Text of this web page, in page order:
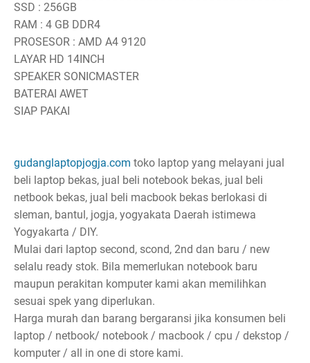
SSD : 256GB
RAM : 4 GB DDR4
PROSESOR : AMD A4 9120
LAYAR HD 14INCH
SPEAKER SONICMASTER
BATERAI AWET
SIAP PAKAI
gudanglaptopjogja.com toko laptop yang melayani jual
beli laptop bekas, jual beli notebook bekas, jual beli
netbook bekas, jual beli macbook bekas berlokasi di
sleman, bantul, jogja, yogyakata Daerah istimewa
Yogyakarta / DIY.
Mulai dari laptop second, scond, 2nd dan baru / new
selalu ready stok. Bila memerlukan notebook baru
maupun perakitan komputer kami akan memilihkan
sesuai spek yang diperlukan.
Harga murah dan barang bergaransi jika konsumen beli
laptop / netbook/ notebook / macbook / cpu / dekstop /
komputer / all in one di store kami.